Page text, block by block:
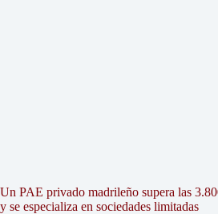
Un PAE privado madrileño supera las
y se especializa en sociedades limitadas